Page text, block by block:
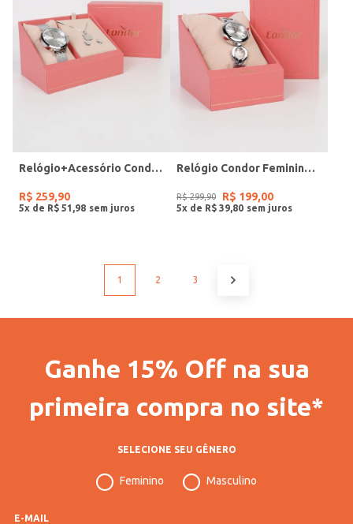
Relógio+Acessório Condor Feminino PRATA
R$ 259,90
5x de R$ 51 98
Relógio Condor Feminino PRATA
R$ 299,90 R$ 199,00
5x de R$ 39 80
1 2 3
Ganhe 15% Off na sua
primeira compra no site*
SELECIONE SEU GÊNERO
Feminino Masculino
E-MAIL